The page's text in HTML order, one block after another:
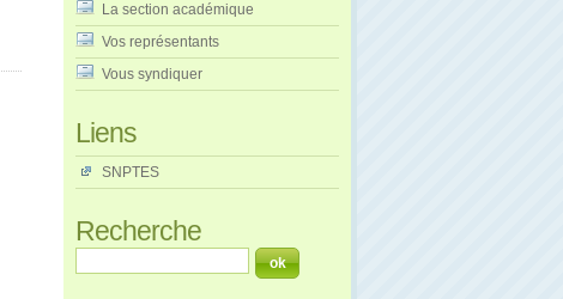
La section académique
Vos représentants
Vous syndiquer
Liens
SNPTES
Recherche